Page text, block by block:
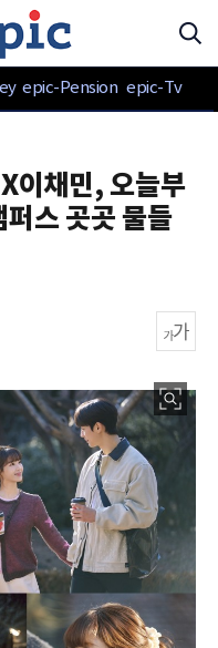
epic-Pension epic-Tv
이채민, 오늘부
스 곳곳 물들